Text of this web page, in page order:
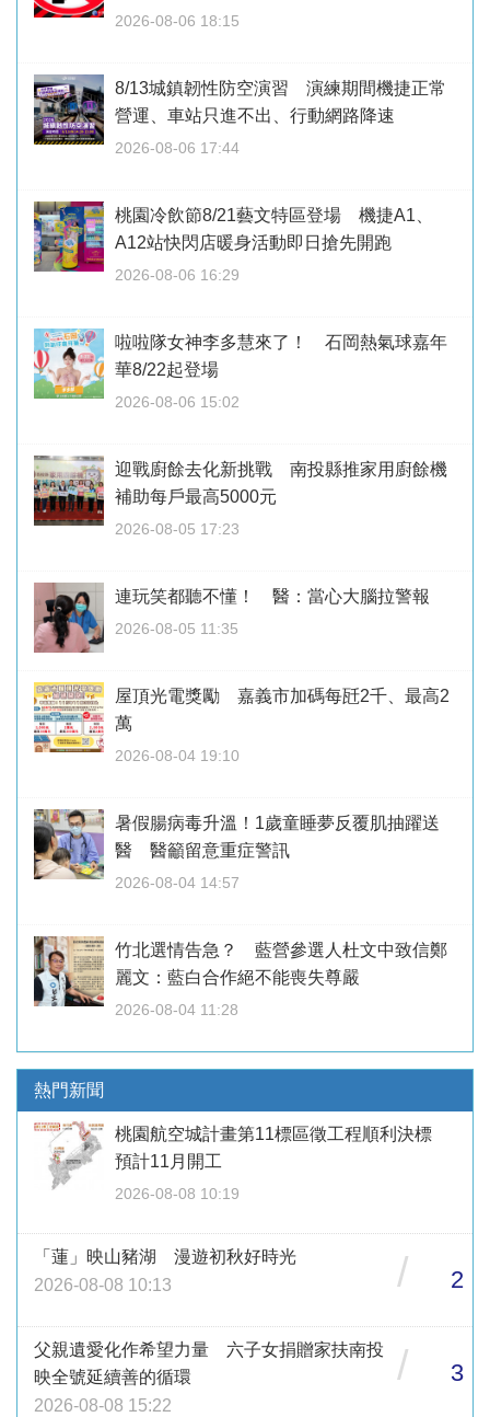
2026-08-06 18:15
8/13城鎮韌性防空演習 演練期間機捷正常
營運、車站只進不出、行動網路降速
2026-08-06 17:44
桃園冷飲節8/21藝文特區登場 機捷A1、
A12站快閃店暖身活動即日搶先開跑
2026-08-06 16:29
啦啦隊女神李多慧來了！ 石岡熱氣球嘉年
華8/22起登場
2026-08-06 15:02
迎戰廚餘去化新挑戰 南投縣推家用廚餘機
補助每戶最高5000元
2026-08-05 17:23
連玩笑都聽不懂！ 醫：當心大腦拉警報
2026-08-05 11:35
屋頂光電獎勵 嘉義市加碼每瓩2千、最高2
萬
2026-08-04 19:10
暑假腸病毒升溫！1歲童睡夢反覆肌抽躍送
醫 醫籲留意重症警訊
2026-08-04 14:57
竹北選情告急？ 藍營參選人杜文中致信鄭
麗文：藍白合作絕不能喪失尊嚴
2026-08-04 11:28
熱門新聞
桃園航空城計畫第11標區徵工程順利決標
預計11月開工
2026-08-08 10:19
「蓮」映山豬湖 漫遊初秋好時光
2026-08-08 10:13
/ 2
父親遺愛化作希望力量 六子女捐贈家扶南投
映全號延續善的循環
2026-08-08 15:22
/ 3